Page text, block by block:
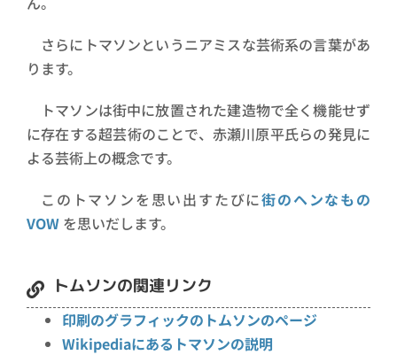
さらにトマソンというニアミスな芸術系の言葉があ
ります。
トマソンは街中に放置された建造物で全く機能せず
に存在する超芸術のことで、赤瀬川原平氏らの発見に
よる芸術上の概念です。
このトマソンを思い出すたびに街のヘンなもの
VOW を思いだします。
トムソンの関連リンク
印刷のグラフィックのトムソンのページ
Wikipediaにあるトマソンの説明